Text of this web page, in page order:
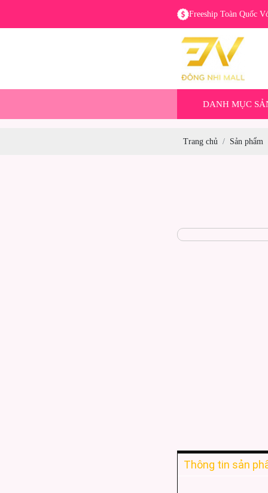
Freeship Toàn Quốc
DANH MỤC
Trang chủ Sản phẩm
Thông tin sản